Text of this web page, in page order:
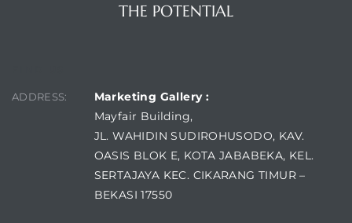
THE POTENTIAL
ADDRESS:
Marketing Gallery :
Mayfair Building,
JL. WAHIDIN SUDIROHUSODO, KAV.
OASIS BLOK E, KOTA JABABEKA, KEL.
SERTAJAYA KEC. CIKARANG TIMUR –
BEKASI 17550